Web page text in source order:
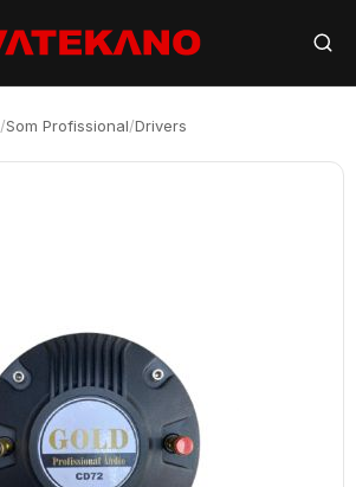
/Som Profissional/Drivers